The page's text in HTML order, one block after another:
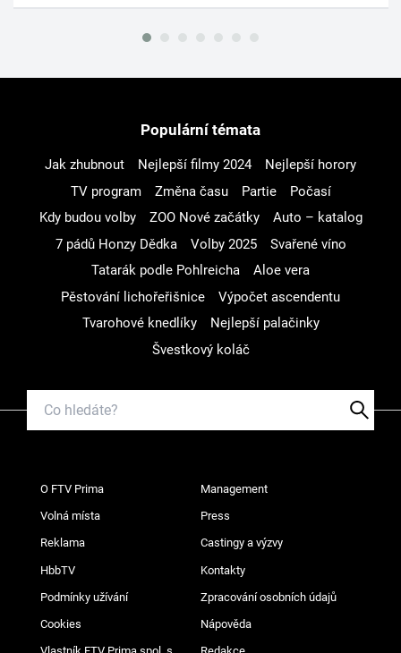
Populární témata
Jak zhubnout Nejlepší filmy 2024
Nejlepší horory
TV program
Změna času Partie
Počasí
Kdy budou volby
ZOO Nové začátky
Auto – katalog
7 pádů Honzy Dědka
Volby 2025
Svařené víno
Tatarák podle Pohlreicha
Aloe vera
Pěstování lichořeřišnice
Výpočet ascendentu
Tvarohové knedlíky
Nejlepší palačinky
Švestkový koláč
O FTV Prima Management
Volná místa Press
Reklama Castingy a výzvy
HbbTV Kontakty
Podmínky užívání Zpracování osobních údajů
Cookies Nápověda